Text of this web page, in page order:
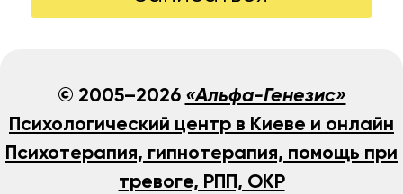
© 2005–2026 «Альфа-Генезис»
Психологический центр в Киеве и онлайн
Психотерапия, гипнотерапия, помощь при
тревоге, РПП, ОКР